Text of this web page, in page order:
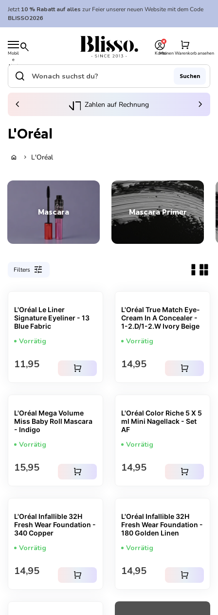
Zum Inhalt springen
Jetzt10 % Rabatt auf alles zur Feier unserer neuen Website mit dem Code
BLISSO2026
Mobil
e
Navi
gatio
search
Startseite
Konto
Meinen Warenkorb ansehen
shopping_cart
Startseite
Suche"
search Suchen
(Link öffnet in neuem Tab/Fenster)
Zahlen auf Rechnung
chevron_left chevron_right
L'Oréal
home chevron_right L'Oréal
Mascara Mascara Primer
Filters tune
L'Oréal Le Liner
Signature Eyeliner - 13
Blue Fabric
Vorrätig
Regulärer Preis
11,95 shopping_cart
L'Oréal True Match Eye-
Cream In A Concealer -
1-2.D/1-2.W Ivory Beige
Vorrätig
Regulärer Preis
14,95 shopping_cart
L'Oréal Mega Volume
Miss Baby Roll Mascara
- Indigo
Vorrätig
Regulärer Preis
15,95 shopping_cart
L'Oréal Color Riche 5 X 5
ml Mini Nagellack - Set
AF
Vorrätig
Regulärer Preis
14,95 shopping_cart
L'Oréal Infallible 32H
Fresh Wear Foundation -
340 Copper
Vorrätig
Regulärer Preis
14,95 shopping_cart
L'Oréal Infallible 32H
Fresh Wear Foundation -
180 Golden Linen
Vorrätig
Regulärer Preis
14,95 shopping_cart